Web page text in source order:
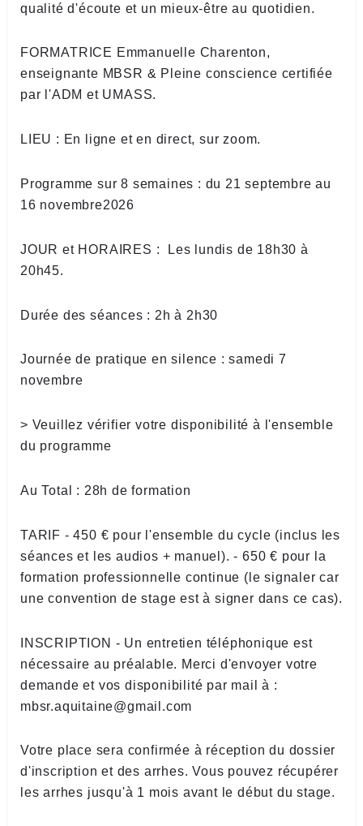
qualité d'écoute et un mieux-être au quotidien.
FORMATRICE Emmanuelle Charenton,
enseignante MBSR & Pleine conscience certifiée
par l'ADM et UMASS.
LIEU : En ligne et en direct, sur zoom.
Programme sur 8 semaines : du 21 septembre au
16 novembre2026
JOUR et HORAIRES : Les lundis de 18h30 à
20h45.
Durée des séances : 2h à 2h30
Journée de pratique en silence : samedi 7
novembre
> Veuillez vérifier votre disponibilité à l'ensemble
du programme
Au Total : 28h de formation
TARIF - 450 € pour l'ensemble du cycle (inclus les
séances et les audios + manuel). - 650 € pour la
formation professionnelle continue (le signaler car
une convention de stage est à signer dans ce cas).
INSCRIPTION - Un entretien téléphonique est
nécessaire au préalable. Merci d'envoyer votre
demande et vos disponibilité par mail à :
mbsr.aquitaine@gmail.com
Votre place sera confirmée à réception du dossier
d'inscription et des arrhes. Vous pouvez récupérer
les arrhes jusqu'à 1 mois avant le début du stage.